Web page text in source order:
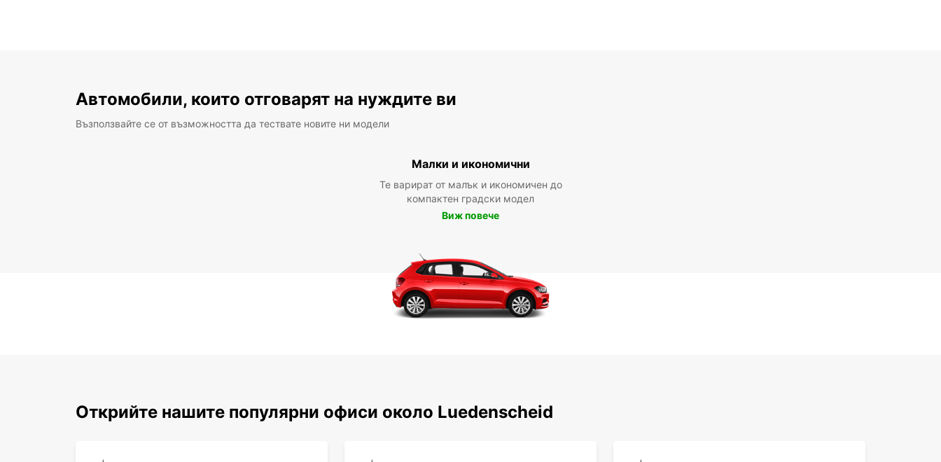
Автомобили, които отговарят на нуждите ви
Възползвайте се от възможността да тествате новите ни модели
Малки и икономични
Те варират от малък и икономичен до
компактен градски модел
Виж повече
Открийте нашите популярни офиси около Luedenscheid